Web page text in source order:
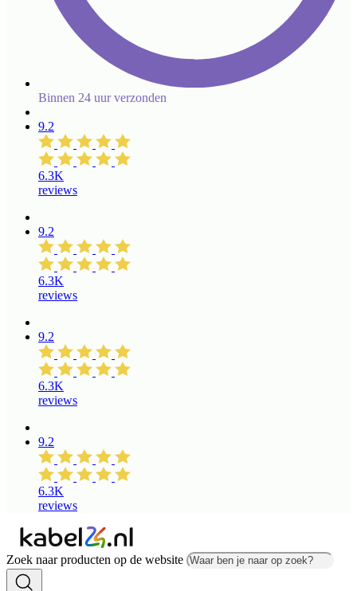
Binnen 24 uur verzonden
9.2
6.3K
reviews
9.2
6.3K
reviews
9.2
6.3K
reviews
9.2
6.3K
reviews
Zoek naar producten op de website